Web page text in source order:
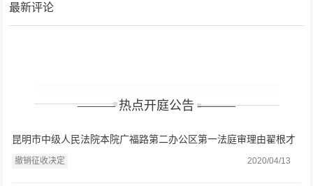
最新评论
——— 热点开庭公告 ———
昆明市中级人民法院本院广福路第二办公区第一法庭审理由翟根才
律师、马律师代理的撤销征收决定一审案件一案
撤销征收决定 2020/04/13